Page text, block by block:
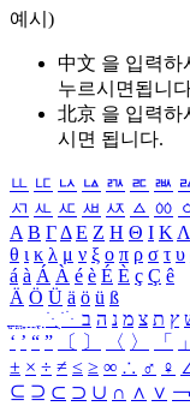
예시)
中文 을 입력하
누르시면됩니
北京 을 입력하
시면 됩니다.
ㅥ ㅦ ㅧ ㅨ ㅩ ㅪ ㅫ
ㅺ ㅻ ㅼ ㅽ ㅾ ㅿ ㆀ
Α Β ΓΔ Ε Ζ Η Θ Ι ΚΛ
θ ι κ λ μ ν ξ ο π ρ σ τ υ
á à Á À é è É È ç Ç ê
Ä Ö Ü ä ö ü ß
ִֶֹ ֻּ ׁׂ ץ ת צ מ נ ה ב
‘ ’ “ ” 〔 〕 〈 〉 「 」
± × ÷ ≠ ≤ ≥ ∞ ∴ ♂ ♀
⊆ ⊇ ⊂ ⊃ ∪ ∩ ∧ ∨ ￢